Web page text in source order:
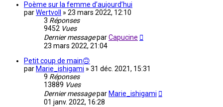
Poème sur la femme d’aujourd’hui
parWertvoll » 23 mars 2022, 12:10
3 Réponses
9452 Vues
Dernier messageparCapucine
23 mars 2022, 21:04
Petit coup de main🙃
par Marie_ishigami » 31 déc. 2021, 15:31
9 Réponses
13889 Vues
Dernier messagepar Marie_ishigami
01 janv. 2022, 16:28